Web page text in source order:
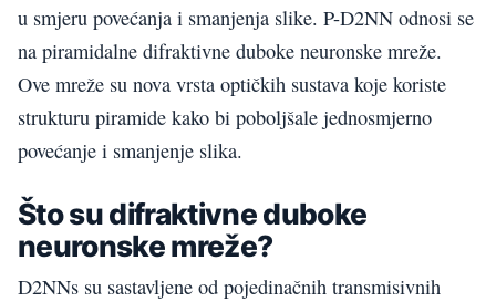
u smjeru povećanja i smanjenja slike. P-D2NN odnosi se
na piramidalne difraktivne duboke neuronske mreže.
Ove mreže su nova vrsta optičkih sustava koje koriste
strukturu piramide kako bi poboljšale jednosmjerno
povećanje i smanjenje slika.
Što su difraktivne duboke
neuronske mreže?
D2NNs su sastavljene od pojedinačnih transmisivnih